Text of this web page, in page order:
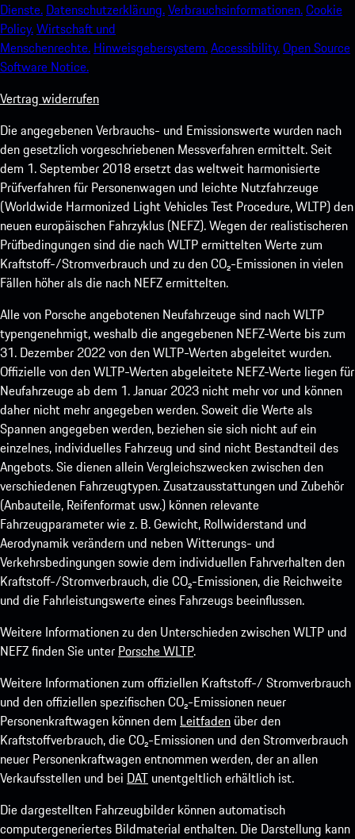
Dienste. Datenschutzerklärung.Verbrauchsinformationen.Cookie
Policy.Wirtschaft und
Menschenrechte. Hinweisgebersystem.Accessibility.Open Source
Software Notice.
Vertrag widerrufen
Die angegebenen Verbrauchs- und Emissionswerte wurden nach
den gesetzlich vorgeschriebenen Messverfahren ermittelt. Seit
dem 1. September 2018 ersetzt das weltweit harmonisierte
Prüfverfahren für Personenwagen und leichte Nutzfahrzeuge
(Worldwide Harmonized Light Vehicles Test Procedure, WLTP) den
neuen europäischen Fahrzyklus (NEFZ). Wegen der realistischeren
Prüfbedingungen sind die nach WLTP ermittelten Werte zum
Kraftstoff-/Stromverbrauch und zu den CO₂-Emissionen in vielen
Fällen höher als die nach NEFZ ermittelten.
Alle von Porsche angebotenen Neufahrzeuge sind nach WLTP
typengenehmigt, weshalb die angegebenen NEFZ-Werte bis zum
31. Dezember 2022 von den WLTP-Werten abgeleitet wurden.
Offizielle von den WLTP-Werten abgeleitete NEFZ-Werte liegen für
Neufahrzeuge ab dem 1. Januar 2023 nicht mehr vor und können
daher nicht mehr angegeben werden. Soweit die Werte als
Spannen angegeben werden, beziehen sie sich nicht auf ein
einzelnes, individuelles Fahrzeug und sind nicht Bestandteil des
Angebots. Sie dienen allein Vergleichszwecken zwischen den
verschiedenen Fahrzeugtypen. Zusatzausstattungen und Zubehör
(Anbauteile, Reifenformat usw.) können relevante
Fahrzeugparameter wie z. B. Gewicht, Rollwiderstand und
Aerodynamik verändern und neben Witterungs- und
Verkehrsbedingungen sowie dem individuellen Fahrverhalten den
Kraftstoff-/Stromverbrauch, die CO₂-Emissionen, die Reichweite
und die Fahrleistungswerte eines Fahrzeugs beeinflussen.
Weitere Informationen zu den Unterschieden zwischen WLTP und
NEFZ finden Sie unter Porsche WLTP.
Weitere Informationen zum offiziellen Kraftstoff-/ Stromverbrauch
und den offiziellen spezifischen CO₂-Emissionen neuer
Personenkraftwagen können dem Leitfaden über den
Kraftstoffverbrauch, die CO₂-Emissionen und den Stromverbrauch
neuer Personenkraftwagen entnommen werden, der an allen
Verkaufsstellen und bei DAT unentgeltlich erhältlich ist.
Die dargestellten Fahrzeugbilder können automatisch
computergeneriertes Bildmaterial enthalten. Die Darstellung kann